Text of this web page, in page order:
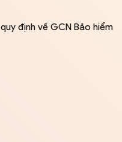
định về GCN Bảo hiểm